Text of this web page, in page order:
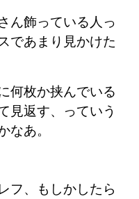
ん飾っている人っ
であまり見かけた
何枚か挟んでいる
見返す、っていう
なあ。
フ、もしかしたら